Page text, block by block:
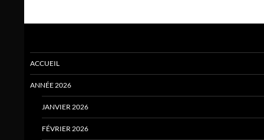
ACCUEIL
ANNÉE 2026
JANVIER 2026
FÉVRIER 2026